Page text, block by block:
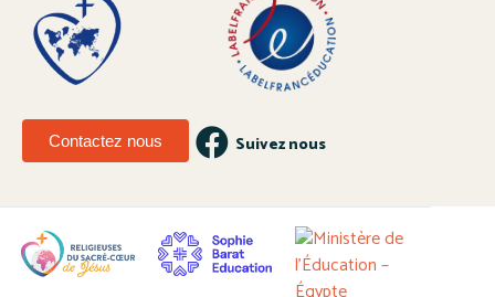
Contactez nous Suivez nous